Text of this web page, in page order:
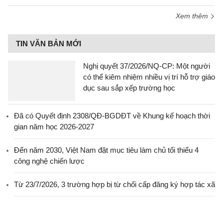
Xem thêm
TIN VĂN BẢN MỚI
Nghị quyết 37/2026/NQ-CP: Một người
có thể kiêm nhiệm nhiều vị trí hỗ trợ giáo
dục sau sắp xếp trường học
Đã có Quyết định 2308/QĐ-BGDĐT về Khung kế hoạch thời
gian năm học 2026-2027
Đến năm 2030, Việt Nam đặt mục tiêu làm chủ tối thiểu 4
công nghệ chiến lược
Từ 23/7/2026, 3 trường hợp bị từ chối cấp đăng ký hợp tác xã